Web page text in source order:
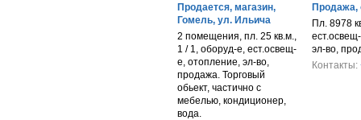
Продается, магазин,
Гомель, ул. Ильича
2 помещения, пл. 25 кв.м.,
1 / 1, оборуд-е, ест.освещ-
е, отопление, эл-во,
продажа. Торговый
обьект, частично с
мебелью, кондиционер,
вода.
Продажа,
Пл. 8978
эл-во,
Контакты: